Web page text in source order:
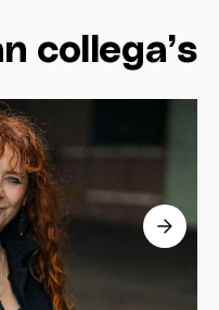
collega’s